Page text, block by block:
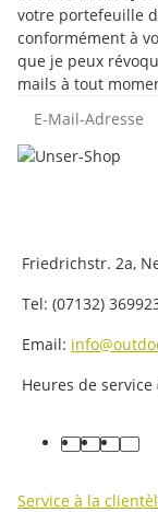
votre portefeuille
conformément à
que je peux
mails à tout
Friedrichstr. 2a,
Tel: (07132)
Email:
Heures de service
facebook
youtubetiktok
Service à la